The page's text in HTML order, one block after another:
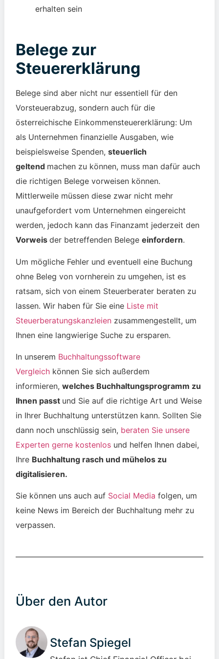
erhalten sein
Belege zur
Steuererklärung
Belege sind aber nicht nur essentiell für den
Vorsteuerabzug, sondern auch für die
österreichische Einkommensteuererklärung: Um
als Unternehmen finanzielle Ausgaben, wie
beispielsweise Spenden, steuerlich
geltend machen zu können, muss man dafür auch
die richtigen Belege vorweisen können.
Mittlerweile müssen diese zwar nicht mehr
unaufgefordert vom Unternehmen eingereicht
werden, jedoch kann das Finanzamt jederzeit den
Vorweis der betreffenden Belege einfordern.
Um mögliche Fehler und eventuell eine Buchung
ohne Beleg von vornherein zu umgehen, ist es
ratsam, sich von einem Steuerberater beraten zu
lassen. Wir haben für Sie eine Liste mit
Steuerberatungskanzleienzusammengestellt, um
Ihnen eine langwierige Suche zu ersparen.
In unserem Buchhaltungssoftware
Vergleichkönnen Sie sich außerdem
informieren, welches Buchhaltungsprogramm zu
Ihnen passt und Sie auf die richtige Art und Weise
in Ihrer Buchhaltung unterstützen kann. Sollten Sie
dann noch unschlüssig sein, beraten Sie unsere
Experten gerne kostenlosund helfen Ihnen dabei,
Ihre Buchhaltung rasch und mühelos zu
digitalisieren.
Sie können uns auch auf Social Media folgen, um
keine News im Bereich der Buchhaltung mehr zu
verpassen.
Über den Autor
Stefan Spiegel